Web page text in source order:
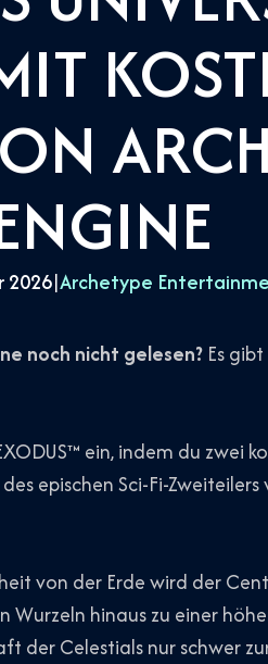
2026|Archetype
noch nicht gelesen? Es
ein, indem du zwei
epischen Sci-Fi-
von der Erde wird der
Wurzeln hinaus zu einer
der Celestials nur schwer